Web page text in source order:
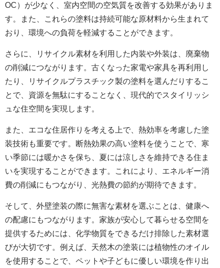
OC）が少なく、室内空間の空気質を改善する効果がありま
す。また、これらの塗料は持続可能な原材料から生まれて
おり、環境への負荷を軽減することができます。
さらに、リサイクル素材を利用した内装や外装は、廃棄物
の削減につながります。古くなった家電や家具を再利用し
たり、リサイクルプラスチック製の塗料を選んだりするこ
とで、資源を無駄にすることなく、現代的でスタイリッシ
ュな住空間を実現します。
また、エコな住居作りを考える上で、熱効率を考慮した塗
装技術も重要です。断熱効果の高い塗料を使うことで、寒
い季節には暖かさを保ち、夏には涼しさを維持できる住ま
いを実現することができます。これにより、エネルギー消
費の削減にもつながり、光熱費の節約が期待できます。
そして、外壁塗装の際に無害な素材を選ぶことは、健康へ
の配慮にもつながります。家族が安心して暮らせる空間を
提供するためには、化学物質をできるだけ排除した素材選
びが大切です。例えば、天然木の塗装には植物性のオイル
を使用することで、ペットや子どもに優しい環境を作り出